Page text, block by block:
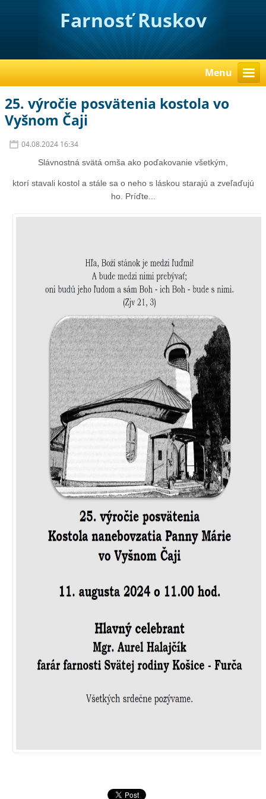
Farnosť Ruskov
Menu
25. výročie posvätenia kostola vo
Vyšnom Čaji
04.08.2024 16:34
Slávnostná svätá omša ako poďakovanie všetkým,
ktorí stavali kostol a stále sa o neho s láskou starajú a zveľaďujú
ho. Príďte...